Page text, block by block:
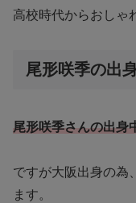
高校時代からおしゃ
尾形咲季の出
尾形咲季さんの出身
ですが大阪出身の為
ます。